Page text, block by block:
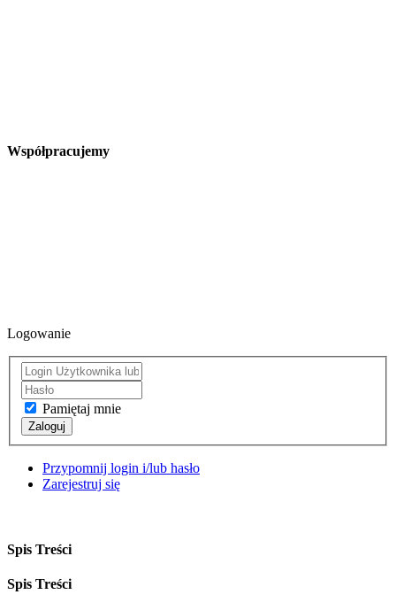
Współpracujemy
Logowanie
Pamiętaj mnie
Zaloguj
Przypomnij login i/lub hasło
Zarejestruj się
Spis Treści
Spis Treści